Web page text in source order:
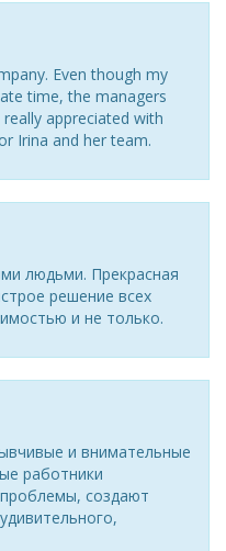
Even though my
time, the managers
appreciated with
Irina and her team.
людьми. Прекрасная
решение всех
и не только.
и внимательные
работники
создают